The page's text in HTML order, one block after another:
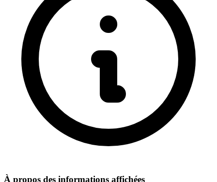
À propos des informations affichées